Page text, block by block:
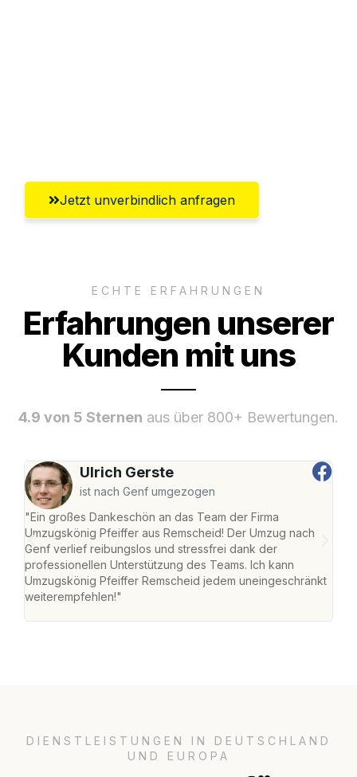
Jetzt unverbindlich anfragen
ECHTE ERFAHRUNGEN
Erfahrungen unserer
Kunden mit uns
4.9 von 5 Sternen aus über 800+ Bewertungen.
Ulrich Gerste
ist nach Genf umgezogen
"Ein großes Dankeschön an das Team der Firma
Umzugskönig Pfeiffer aus Remscheid! Der Umzug nach
Genf verlief reibungslos und stressfrei dank der
professionellen Unterstützung des Teams. Ich kann
Umzugskönig Pfeiffer Remscheid jedem uneingeschränkt
weiterempfehlen!"
DIENSTLEISTUNGEN IN DEUTSCHLAND
UND EUROPA